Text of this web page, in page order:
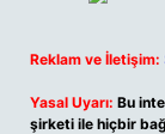
Reklam ve İletişim:
Yasal Uyarı: Bu
şirketi ile hiçbir